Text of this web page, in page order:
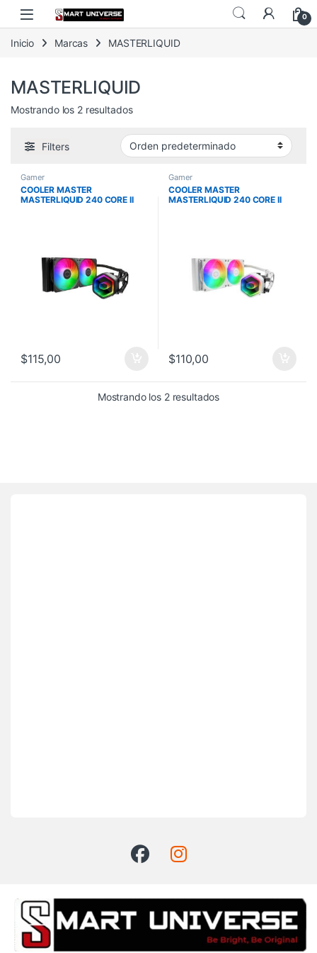
Skip to navigation
Skip to content
0
Inicio Marcas MASTERLIQUID
MASTERLIQUID
Mostrando los 2 resultados
Filters
Gamer
COOLER MASTER
MASTERLIQUID 240 CORE II
$115,00
Gamer
COOLER MASTER
MASTERLIQUID 240 CORE II
$110,00
Mostrando los 2 resultados